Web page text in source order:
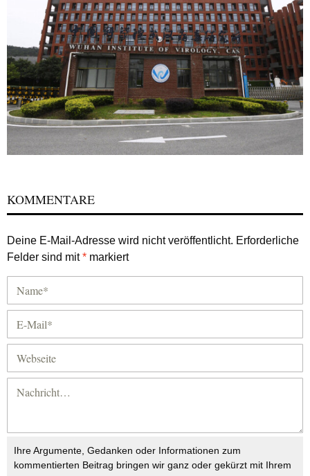
KOMMENTARE
Deine E-Mail-Adresse wird nicht veröffentlicht. Erforderliche
Felder sind mit* markiert
Ihre Argumente, Gedanken oder Informationen zum
kommentierten Beitrag bringen wir ganz oder gekürzt mit Ihrem